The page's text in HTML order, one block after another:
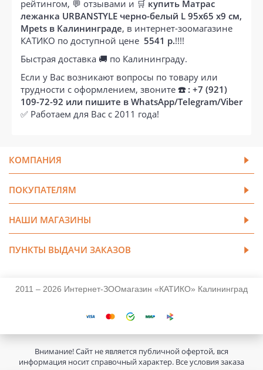
рейтингом, 💬 отзывами и 🛒 купить Матрас
лежанка URBANSTYLE черно-белый L 95x65 x9 см,
Mpets в Калининграде, в интернет-зоомагазине
КАТИКО по доступной цене 5541 р.!!!!
Быстрая доставка 🚚 по Калининграду.
Если у Вас возникают вопросы по товару или
трудности с оформлением, звоните ☎️ : +7 (921)
109-72-92 или пишите в WhatsApp/Telegram/Viber
✅ Работаем для Вас с 2011 года!
КОМПАНИЯ
ПОКУПАТЕЛЯМ
НАШИ МАГАЗИНЫ
ПУНКТЫ ВЫДАЧИ ЗАКАЗОВ
2011 – 2026 Интернет-ЗООмагазин «КАТИКО» Калининград
Внимание! Сайт не является публичной офертой, вся
информация носит справочный характер. Все условия заказа